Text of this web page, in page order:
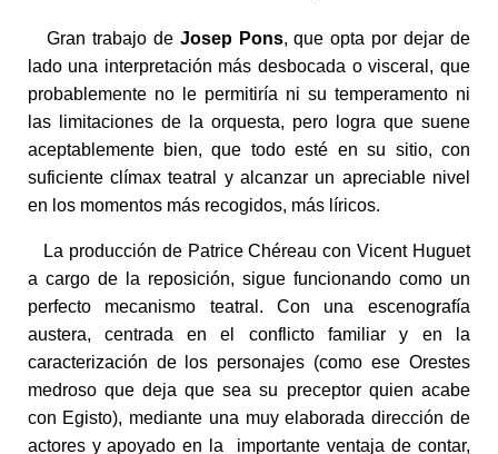
Gran trabajo de Josep Pons, que opta por dejar de
lado una interpretación más desbocada o visceral, que
probablemente no le permitiría ni su temperamento ni
las limitaciones de la orquesta, pero logra que suene
aceptablemente bien, que todo esté en su sitio, con
suficiente clímax teatral y alcanzar un apreciable nivel
en los momentos más recogidos, más líricos.
La producción de Patrice Chéreau con Vicent Huguet
a cargo de la reposición, sigue funcionando como un
perfecto mecanismo teatral. Con una escenografía
austera, centrada en el conflicto familiar y en la
caracterización de los personajes (como ese Orestes
medroso que deja que sea su preceptor quien acabe
con Egisto), mediante una muy elaborada dirección de
actores y apoyado en la importante ventaja de contar,